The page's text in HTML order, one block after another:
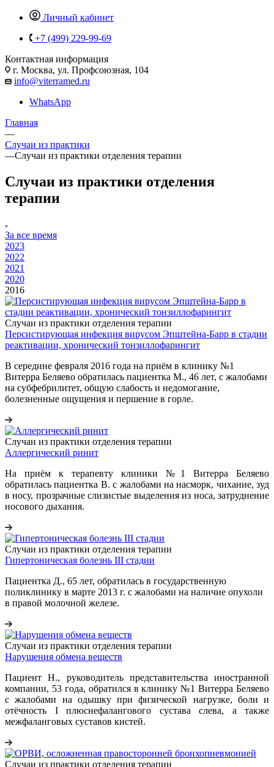
Личный кабинет
+7 (499) 229-99-69
Контактная информация
г. Москва, ул. Профсоюзная, 104
info@viterramed.ru
WhatsApp
Главная
—
Случаи из практики
—Случаи из практики отделения терапии
Случаи из практики отделения
терапии
За все время
2023
2022
2021
2020
2016
Случаи из практики отделения терапии
Персистирующая инфекция вирусом Эпштейна-Барр в стадии
реактивации, хронический тонзиллофарингит
В середине февраля 2016 года на приём в клинику №1
Витерра Беляево обратилась пациентка М., 46 лет, с жалобами
на субфебрилитет, общую слабость и недомогание,
болезненные ощущения и першение в горле.
Случаи из практики отделения терапии
Аллергический ринит
На приём к терапевту клиники №1 Витерра Беляево
обратилась пациентка В. с жалобами на насморк, чихание, зуд
в носу, прозрачные слизистые выделения из носа, затруднение
носового дыхания.
Случаи из практики отделения терапии
Гипертоническая болезнь III стадии
Пациентка Д., 65 лет, обратилась в государственную
поликлинику в марте 2013 г. с жалобами на наличие опухоли
в правой молочной железе.
Случаи из практики отделения терапии
Нарушения обмена веществ
Пациент Н., руководитель представительства иностранной
компании, 53 года, обратился в клинику №1 Витерра Беляево
с жалобами на одышку при физической нагрузке, боли и
отёчность I плюснефалангового сустава слева, а также
межфаланговых суставов кистей.
Случаи из практики отделения терапии